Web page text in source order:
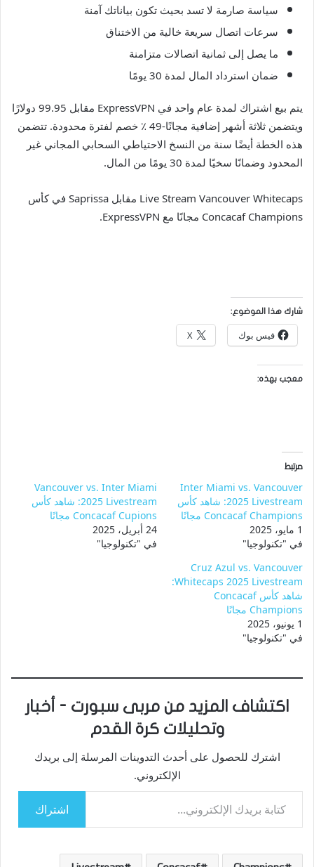
سياسة صارمة لا تسد بحيث تكون بياناتك آمنة
سرعات اتصال سريعة خالية من الاختناق
ما يصل إلى ثمانية اتصالات متزامنة
ضمان استرداد المال لمدة 30 يومًا
يتم بيع اشتراك لمدة عام واحد في ExpressVPN مقابل 99.95 دولارًا
ويتضمن ثلاثة أشهر إضافية مجانًا-49 ٪ خصم لفترة محدودة. تتضمن
هذه الخطة أيضًا سنة من النسخ الاحتياطي السحابي المجاني غير
المحدود وضمانًا سخيًا لمدة 30 يومًا من المال.
Live Stream Vancouver Whitecaps مقابل Saprissa في كأس
Concacaf Champions مجانًا مع ExpressVPN.
شارك هذا الموضوع:
فيس بوك X
معجب بهذه:
مرتبط
Inter Miami vs. Vancouver
2025 Livestream: شاهد كأس
Concacaf Champions مجانًا
1 مايو، 2025
في "تكنولوجيا"
Vancouver vs. Inter Miami
2025 Livestream: شاهد كأس
Concacaf Cupions مجانًا
24 أبريل، 2025
في "تكنولوجيا"
Cruz Azul vs. Vancouver
Whitecaps 2025 Livestream:
شاهد كأس Concacaf
Champions مجانًا
1 يونيو، 2025
في "تكنولوجيا"
اكتشاف المزيد من مربى سبورت - أخبار
وتحليلات كرة القدم
اشترك للحصول على أحدث التدوينات المرسلة إلى بريدك
الإلكتروني.
كتابة بريدك الإلكتروني...
اشتراك